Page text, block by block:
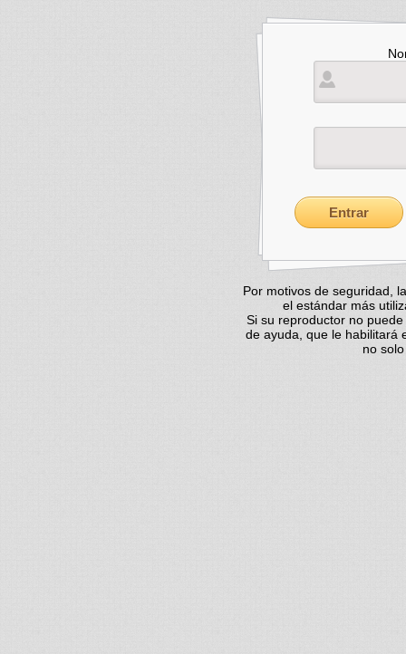
Por motivos de seguridad,
el estándar más
Si su reproductor no
de ayuda, que le habilitará
no